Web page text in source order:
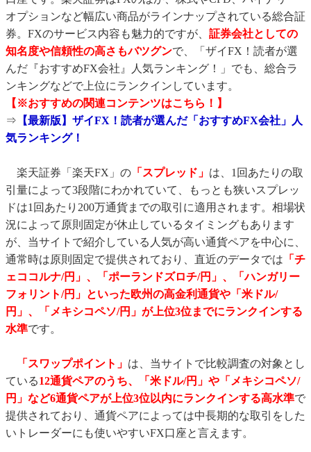
オプションなど幅広い商品がラインナップされている総合証
券。FXのサービス内容も魅力的ですが、 証券会社としての
知名度や信頼性の高さもバツグンで、「ザイFX！読者が選
んだ『おすすめFX会社』人気ランキング！」でも、総合ラ
ンキングなどで上位にランクインしています。
【※おすすめの関連コンテンツはこちら！】
⇒ 【最新版】ザイFX！読者が選んだ「おすすめFX会社」人
気ランキング！
楽天証券「楽天FX」の 「スプレッド」 は、1回あたりの取
引量によって3段階にわかれていて、もっとも狭いスプレッ
ドは1回あたり200万通貨までの取引に適用されます。相場状
況によって原則固定が休止しているタイミングもあります
が、当サイトで紹介している人気が高い通貨ペアを中心に、
通常時は原則固定で提供されており、直近のデータでは 「チ
ェココルナ/円」、「ポーランドズロチ/円」、「ハンガリー
フォリント/円」といった欧州の高金利通貨や「米ドル/
円」、「メキシコペソ/円」が上位3位までにランクインする
水準です。
「スワップポイント」 は、当サイトで比較調査の対象とし
ている12通貨ペアのうち、「米ドル/円」や「メキシコペソ/
円」など6通貨ペアが上位3位以内にランクインする高水準で
提供されており、通貨ペアによっては中長期的な取引をした
いトレーダーにも使いやすいFX口座と言えます。